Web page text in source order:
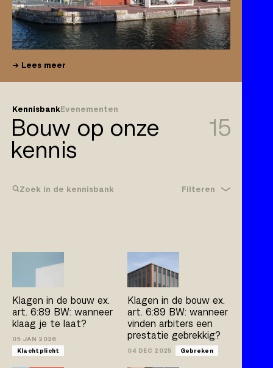
Lees meer
KennisbankEvenementen
Bouw op onze
kennis
15
Zoek in de kennisbank Filteren
GebrekenKlachtplicht Wijzigingen
KostplusUAV-GC 2005
ArtikelBoek
Klagen in de bouw ex.
art. 6:89 BW: wanneer
klaag je te laat?
05 JAN 2026
Klachtplicht
Klagen in de bouw ex.
art. 6:89 BW: wanneer
vinden arbiters een
prestatie gebrekkig?
04 DEC 2025 Gebreken